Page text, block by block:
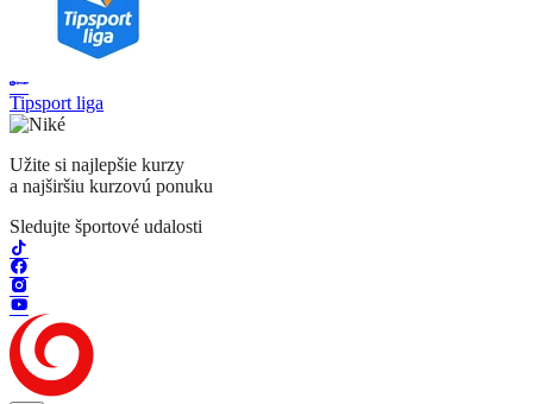
Tipsport liga
Užite si najlepšie kurzy
a najširšiu kurzovú ponuku
Sledujte športové udalosti